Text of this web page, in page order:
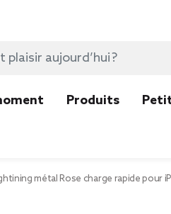
Produits
métal Rose charge rapide pour